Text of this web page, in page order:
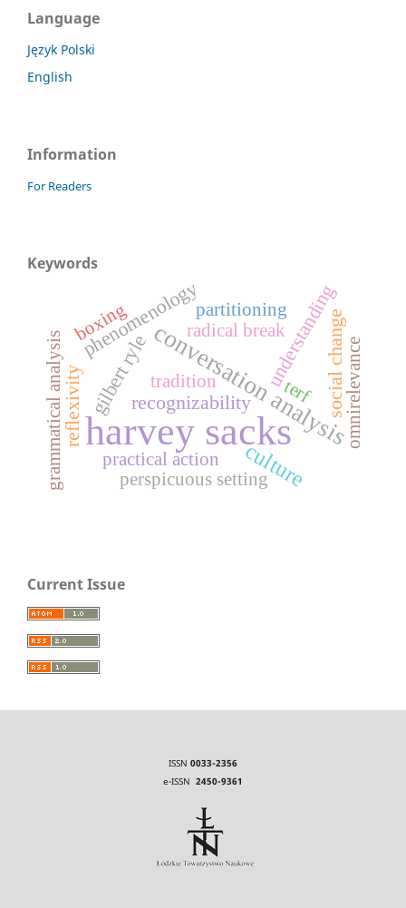
Language
Język Polski
English
Information
For Readers
Keywords
harvey sacks
conversation analysis
culture
gilbert ryle understanding
recognizability
reflexivity
phenomenology social change
practical action
radical break
perspicuous setting
grammatical analysis omnirelevance
partitioning
boxing
tradition terf
Current Issue
ISSN 0033-2356
e-ISSN 2450-9361